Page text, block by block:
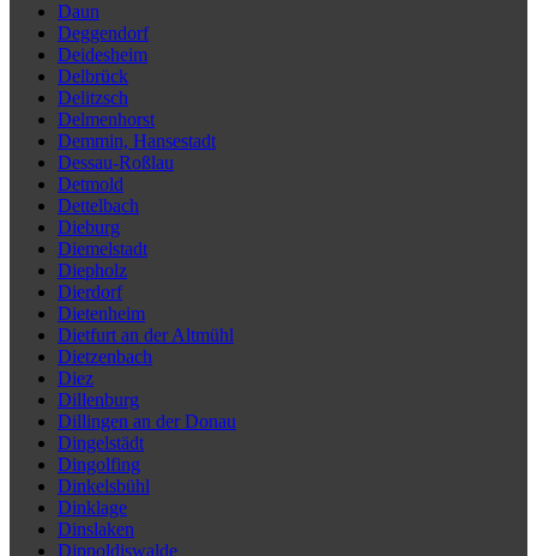
Daun
Deggendorf
Deidesheim
Delbrück
Delitzsch
Delmenhorst
Demmin, Hansestadt
Dessau-Roßlau
Detmold
Dettelbach
Dieburg
Diemelstadt
Diepholz
Dierdorf
Dietenheim
Dietfurt an der Altmühl
Dietzenbach
Diez
Dillenburg
Dillingen an der Donau
Dingelstädt
Dingolfing
Dinkelsbühl
Dinklage
Dinslaken
Dippoldiswalde